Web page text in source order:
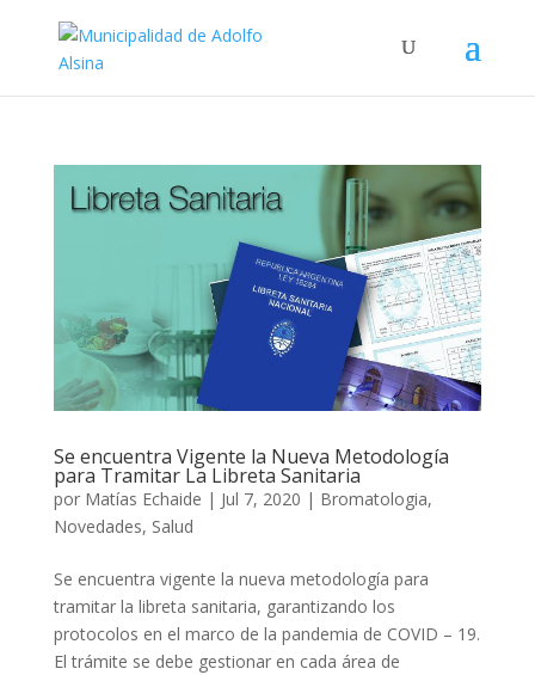
Se encuentra Vigente la Nueva Metodología
para Tramitar La Libreta Sanitaria
por Matías Echaide | Jul 7, 2020 | Bromatologia,
Novedades, Salud
Se encuentra vigente la nueva metodología para
tramitar la libreta sanitaria, garantizando los
protocolos en el marco de la pandemia de COVID – 19.
El trámite se debe gestionar en cada área de